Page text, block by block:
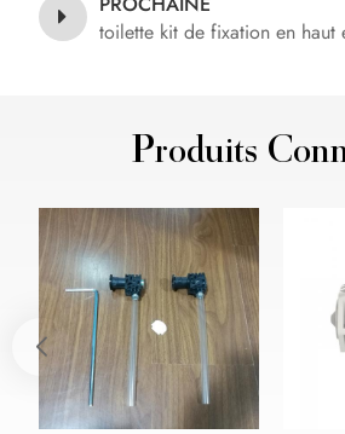
toilette kit de fixation en haut
Produits